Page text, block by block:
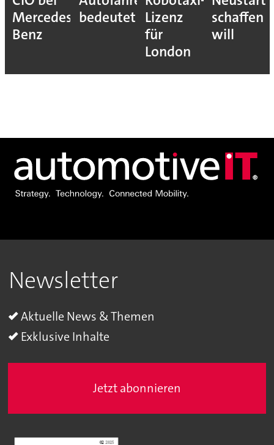
Mercedes-
Benz
bedeutet Lizenz
für
London
schaffen
will
Newsletter
Aktuelle News & Themen
Exklusive Inhalte
Jetzt abonnieren